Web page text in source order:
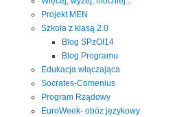
Projekt MEN
Szkoła z klasą 2.0
Blog SPzOI14
Blog Programu
Edukacja włączająca
Socrates-Comenius
Program Rządowy
EuroWeek- obóz językowy